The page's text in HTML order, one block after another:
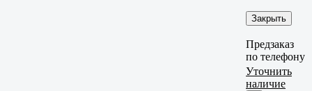
Закрыть
Предзаказ
по телефону
Уточнить
наличие